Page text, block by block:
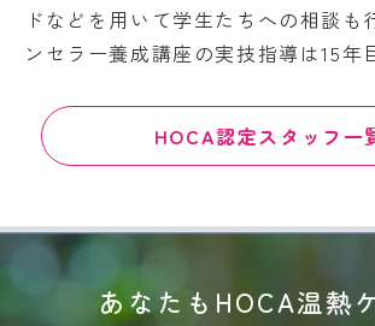
ドなどを用いて学生たちへの相談も
ンセラー養成講座の実技指導は15年
HOCA認定スタッフ一
あなたもHOCA温熱